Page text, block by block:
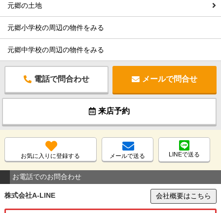
元郷の土地
元郷小学校の周辺の物件をみる
元郷中学校の周辺の物件をみる
電話で問合わせ メールで問合せ
来店予約
お気に入りに登録する メールで送る LINEで送る
お電話でのお問合わせ
株式会社A-LINE 会社概要はこちら